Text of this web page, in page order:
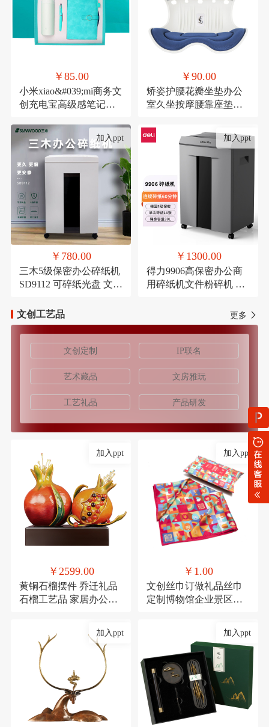
￥85.00
小米xiao&#039;mi商务文
创充电宝高级感笔记本
物
￥90.00
矫姿护腰花瓣坐垫办公
室久坐按摩腰靠座垫家
加入ppt
￥780.00
三木5级保密办公碎纸机
SD9112 可碎纸光盘 文件
加入ppt
￥1300.00
得力9906高保密办公商
用碎纸机文件粉碎机 长
文创工艺品
更多
文创定制 IP联名
艺术藏品 文房雅玩
工艺礼品 产品研发
加入ppt
￥2599.00
黄铜石榴摆件 乔迁礼品
石榴工艺品 家居办公装
加入ppt
￥1.00
文创丝巾订做礼品丝巾
定制博物馆企业景区文
加入ppt 加入ppt